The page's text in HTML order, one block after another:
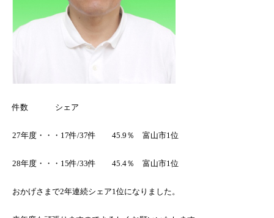
件数 シェア
27年度・・・17件/37件 45.9％ 富山市1位
28年度・・・15件/33件 45.4％ 富山市1位
おかげさまで2年連続シェア1位になりました。